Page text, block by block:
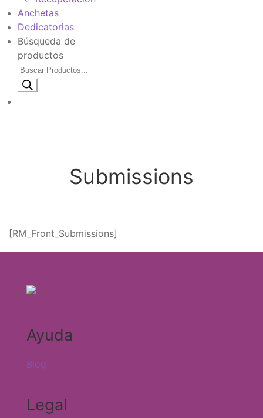
Anchetas
Dedicatorias
Búsqueda de
productos
Submissions
[RM_Front_Submissions]
Ayuda
Blog
Legal